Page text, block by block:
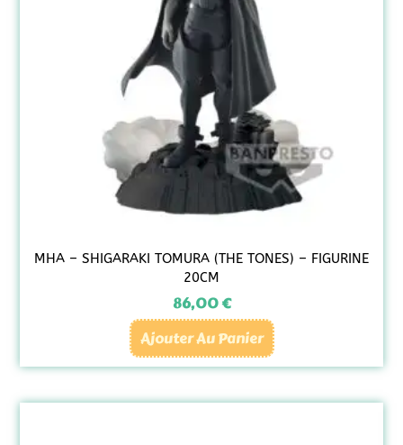
MHA – SHIGARAKI TOMURA (THE TONES) – FIGURINE
20CM
86,00€
Ajouter Au Panier